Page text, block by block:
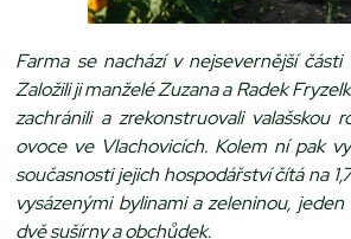
Farma se nachází v nejsevernější části
Založili ji manželé Zuzana a Radek
zachránili a zrekonstruovali valašskou
ovoce ve Vlachovicích. Kolem ní pak
současnosti jejich hospodářství čítá na
vysázenými bylinami a zeleninou,
dvě sušírny a obchůdek.